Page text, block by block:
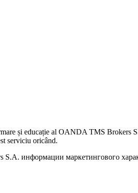
și educație al OANDA TMS Brokers
serviciu oricând.
информации маркетингового